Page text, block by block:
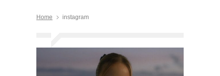
Home instagram